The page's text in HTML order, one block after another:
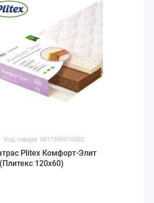
Код товара: 4811599010082
Plitex Комфорт-Элит
120х60)